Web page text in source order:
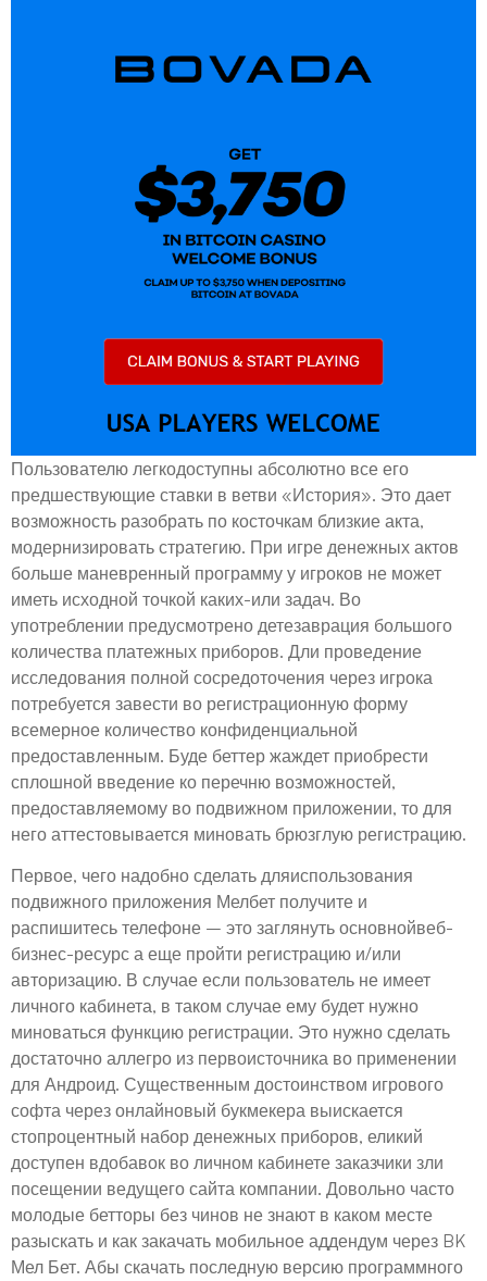
Пользователю легкодоступны абсолютно все его
предшествующие ставки в ветви «История». Это дает
возможность разобрать по косточкам близкие акта,
модернизировать стратегию. При игре денежных актов
больше маневренный программу у игроков не может
иметь исходной точкой каких-или задач. Во
употреблении предусмотрено детезаврация большого
количества платежных приборов. Дли проведение
исследования полной сосредоточения через игрока
потребуется завести во регистрационную форму
всемерное количество конфиденциальной
предоставленным. Буде беттер жаждет приобрести
сплошной введение ко перечню возможностей,
предоставляемому во подвижном приложении, то для
него аттестовывается миновать брюзглую регистрацию.
Первое, чего надобно сделать дляиспользования
подвижного приложения Мелбет получите и
распишитесь телефоне – это заглянуть основнойвеб-
бизнес-ресурс а еще пройти регистрацию и/или
авторизацию. В случае если пользователь не имеет
личного кабинета, в таком случае ему будет нужно
миноваться функцию регистрации. Это нужно сделать
достаточно аллегро из первоисточника во применении
для Андроид. Существенным достоинством игрового
софта через онлайновый букмекера выискается
стопроцентный набор денежных приборов, еликий
доступен вдобавок во личном кабинете заказчики зли
посещении ведущего сайта компании. Довольно часто
молодые бетторы без чинов не знают в каком месте
разыскать и как закачать мобильное аддендум через BK
Мел Бет. Абы скачать последную версию программного